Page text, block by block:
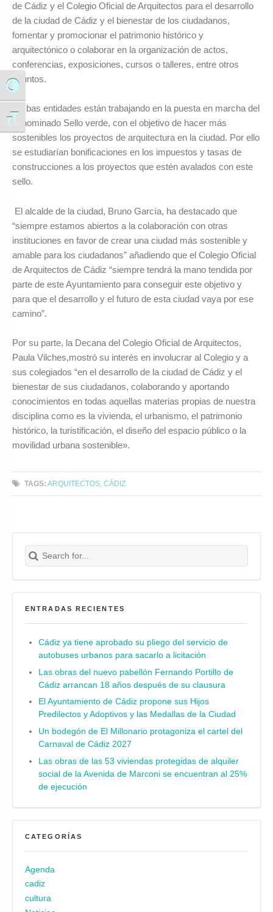
Alternar alto contraste
Alternar tamaño de letra
de Cádiz y el Colegio Oficial de Arquitectos para el desarrollo
de la ciudad de Cádiz y el bienestar de los ciudadanos,
fomentar y promocionar el patrimonio histórico y
arquitectónico o colaborar en la organización de actos,
conferencias, exposiciones, cursos o talleres, entre otros
asuntos.
Ambas entidades están trabajando en la puesta en marcha del
denominado Sello verde, con el objetivo de hacer más
sostenibles los proyectos de arquitectura en la ciudad. Por ello
se estudiarían bonificaciones en los impuestos y tasas de
construcciones a los proyectos que estén avalados con este
sello.
El alcalde de la ciudad, Bruno García, ha destacado que
“siempre estamos abiertos a la colaboración con otras
instituciones en favor de crear una ciudad más sostenible y
amable para los ciudadanos” añadiendo que el Colegio Oficial
de Arquitectos de Cádiz “siempre tendrá la mano tendida por
parte de este Ayuntamiento para conseguir este objetivo y
para que el desarrollo y el futuro de esta ciudad vaya por ese
camino”.
Por su parte, la Decana del Colegio Oficial de Arquitectos,
Paula Vilches,mostró su interés en involucrar al Colegio y a
sus colegiados “en el desarrollo de la ciudad de Cádiz y el
bienestar de sus ciudadanos, colaborando y aportando
conocimientos en todas aquellas materias propias de nuestra
disciplina como es la vivienda, el urbanismo, el patrimonio
histórico, la turistificación, el diseño del espacio público o la
movilidad urbana sostenible».
TAGS: ARQUITECTOS ,CÁDIZ
Search for:
Buscar
ENTRADAS RECIENTES
Cádiz ya tiene aprobado su pliego del servicio de
autobuses urbanos para sacarlo a licitación
Las obras del nuevo pabellón Fernando Portillo de
Cádiz arrancan 18 años después de su clausura
El Ayuntamiento de Cádiz propone sus Hijos
Predilectos y Adoptivos y las Medallas de la Ciudad
Un bodegón de El Millonario protagoniza el cartel del
Carnaval de Cádiz 2027
Las obras de las 53 viviendas protegidas de alquiler
social de la Avenida de Marconi se encuentran al 25%
de ejecución
CATEGORÍAS
Agenda
cadiz
cultura